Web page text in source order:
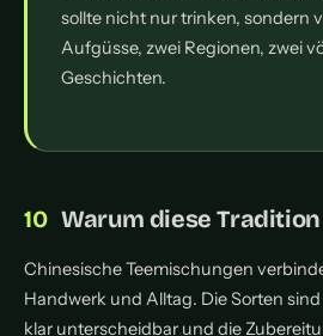
sollte nicht nur trinken, sondern
Aufgüsse, zwei Regionen, zwei
Geschichten.
Warum diese
Chinesische Teemischungen
Handwerk und Alltag. Die Sorten
klar unterscheidbar und die